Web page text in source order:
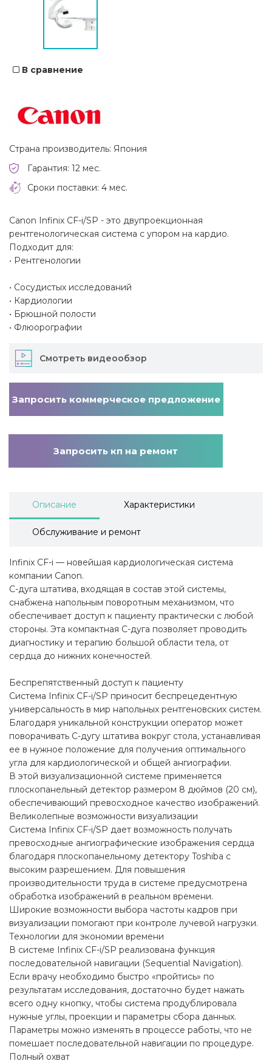
В сравнение
Страна производитель: Япония
Гарантия: 12 мес.
Сроки поставки: 4 мес.
Canon Infinix CF-i/SP - это двупроекционная
рентгенологическая система с упором на кардио.
Подходит для:
• Рентгенологии
• Сосудистых исследований
• Кардиологии
• Брюшной полости
• Флюорографии
Смотреть видеообзор
Запросить коммерческое предложение
Запросить кп на ремонт
Описание Характеристики
Обслуживание и ремонт
Infinix CF-i — новейшая кардиологическая система
компании Canon.
C-дуга штатива, входящая в состав этой системы,
снабжена напольным поворотным механизмом, что
обеспечивает доступ к пациенту практически с любой
стороны. Эта компактная C-дуга позволяет проводить
диагностику и терапию большой области тела, от
сердца до нижних конечностей.
Беспрепятственный доступ к пациенту
Система Infinix CF-i/SP приносит беспрецедентную
универсальность в мир напольных рентгеновских систем.
Благодаря уникальной конструкции оператор может
поворачивать C-дугу штатива вокруг стола, устанавливая
ее в нужное положение для получения оптимального
угла для кардиологической и общей ангиографии.
В этой визуализационной системе применяется
плоскопанельный детектор размером 8 дюймов (20 см),
обеспечивающий превосходное качество изображений.
Великолепные возможности визуализации
Система Infinix CF-i/SP дает возможность получать
превосходные ангиографические изображения сердца
благодаря плоскопанельному детектору Toshiba с
высоким разрешением. Для повышения
производительности труда в системе предусмотрена
обработка изображений в реальном времени.
Широкие возможности выбора частоты кадров при
визуализации помогают при контроле лучевой нагрузки.
Технологии для экономии времени
В системе Infinix CF-i/SP реализована функция
последовательной навигации (Sequential Navigation).
Если врачу необходимо быстро «пройтись» по
результатам исследования, достаточно будет нажать
всего одну кнопку, чтобы система продублировала
нужные углы, проекции и параметры сбора данных.
Параметры можно изменять в процессе работы, что не
помешает последовательной навигации по процедуре.
Полный охват